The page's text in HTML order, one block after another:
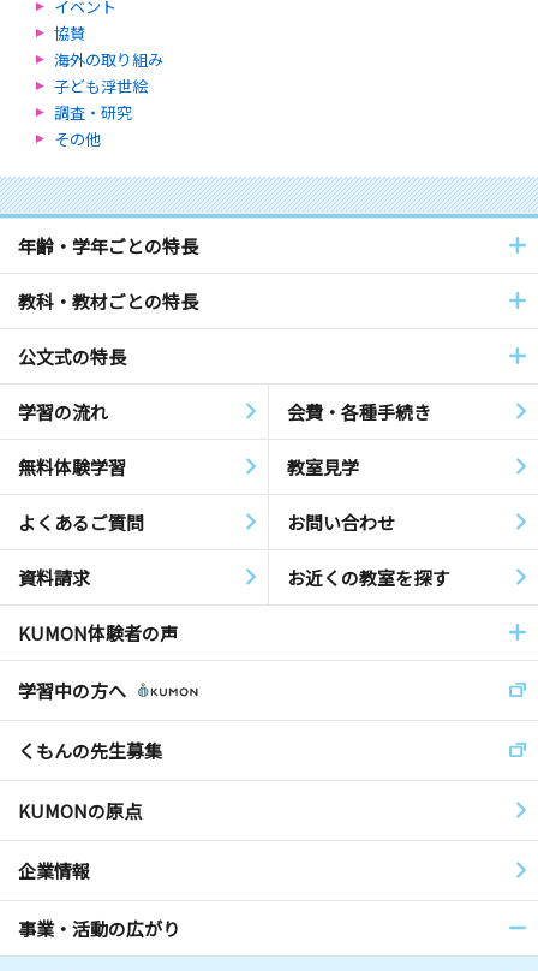
イベント
協賛
海外の取り組み
子ども浮世絵
調査・研究
その他
年齢・学年ごとの特長
教科・教材ごとの特長
公文式の特長
学習の流れ 会費・各種手続き
無料体験学習 教室見学
よくあるご質問 お問い合わせ
資料請求 お近くの教室を探す
KUMON体験者の声
学習中の方へ
くもんの先生募集
KUMONの原点
企業情報
事業・活動の広がり